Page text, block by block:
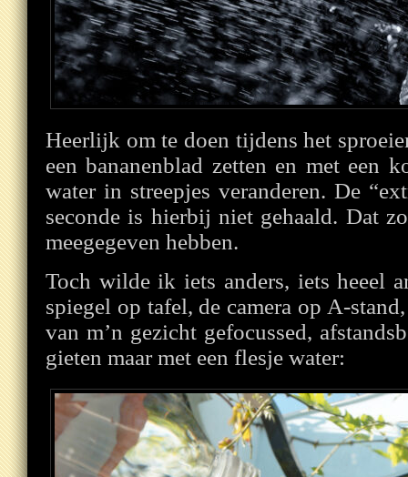
Heerlijk om te doen tijdens het
een bananenblad zetten en met een
water in streepjes veranderen. De
seconde is hierbij niet gehaald. Dat
meegegeven hebben.
Toch wilde ik iets anders, iets heeel
spiegel op tafel, de camera op A-
van m’n gezicht gefocussed,
gieten maar met een flesje water: